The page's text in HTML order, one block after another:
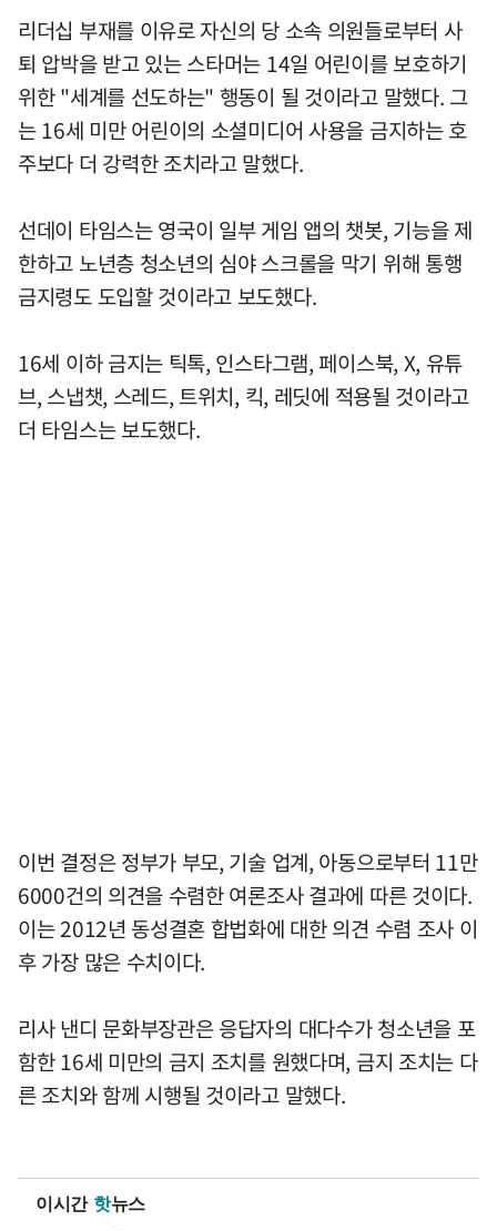
리더십 부재를 이유로 자신의 당 소속 의원들로부터 사
퇴 압박을 받고 있는 스타머는 14일 어린이를 보호하기
위한 "세계를 선도하는" 행동이 될 것이라고 말했다. 그
는 16세 미만 어린이의 소셜미디어 사용을 금지하는 호
주보다 더 강력한 조치라고 말했다.
선데이 타임스는 영국이 일부 게임 앱의 챗봇, 기능을 제
한하고 노년층 청소년의 심야 스크롤을 막기 위해 통행
금지령도 도입할 것이라고 보도했다.
16세 이하 금지는 틱톡, 인스타그램, 페이스북, X, 유튜
브, 스냅챗, 스레드, 트위치, 킥, 레딧에 적용될 것이라고
더 타임스는 보도했다.
이번 결정은 정부가 부모, 기술 업계, 아동으로부터 11만
6000건의 의견을 수렴한 여론조사 결과에 따른 것이다.
이는 2012년 동성결혼 합법화에 대한 의견 수렴 조사 이
후 가장 많은 수치이다.
리사 낸디 문화부장관은 응답자의 대다수가 청소년을 포
함한 16세 미만의 금지 조치를 원했다며, 금지 조치는 다
른 조치와 함께 시행될 것이라고 말했다.
이시간 핫뉴스